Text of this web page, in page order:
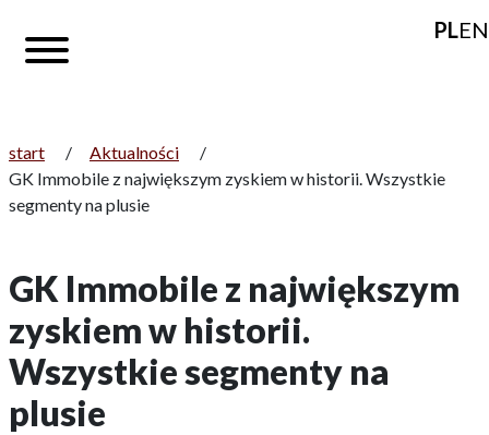
PLEN
start / Aktualności
/
GK Immobile z największym zyskiem w historii. Wszystkie
segmenty na plusie
GK Immobile z największym
zyskiem w historii.
Wszystkie segmenty na
plusie